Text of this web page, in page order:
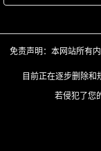
免责声明：本网站所有
目前正在逐步删除和
若侵犯了您